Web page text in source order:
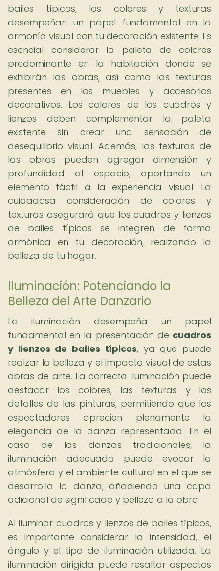
bailes típicos, los colores y texturas
desempeñan un papel fundamental en la
armonía visual con tu decoración existente. Es
esencial considerar la paleta de colores
predominante en la habitación donde se
exhibirán las obras, así como las texturas
presentes en los muebles y accesorios
decorativos. Los colores de los cuadros y
lienzos deben complementar la paleta
existente sin crear una sensación de
desequilibrio visual. Además, las texturas de
las obras pueden agregar dimensión y
profundidad al espacio, aportando un
elemento táctil a la experiencia visual. La
cuidadosa consideración de colores y
texturas asegurará que los cuadros y lienzos
de bailes típicos se integren de forma
armónica en tu decoración, realzando la
belleza de tu hogar.
Iluminación: Potenciando la
Belleza del Arte Danzario
La iluminación desempeña un papel
fundamental en la presentación de cuadros
y lienzos de bailes típicos, ya que puede
realzar la belleza y el impacto visual de estas
obras de arte. La correcta iluminación puede
destacar los colores, las texturas y los
detalles de las pinturas, permitiendo que los
espectadores aprecien plenamente la
elegancia de la danza representada. En el
caso de las danzas tradicionales, la
iluminación adecuada puede evocar la
atmósfera y el ambiente cultural en el que se
desarrolla la danza, añadiendo una capa
adicional de significado y belleza a la obra.
Al iluminar cuadros y lienzos de bailes típicos,
es importante considerar la intensidad, el
ángulo y el tipo de iluminación utilizada. La
iluminación dirigida puede resaltar aspectos